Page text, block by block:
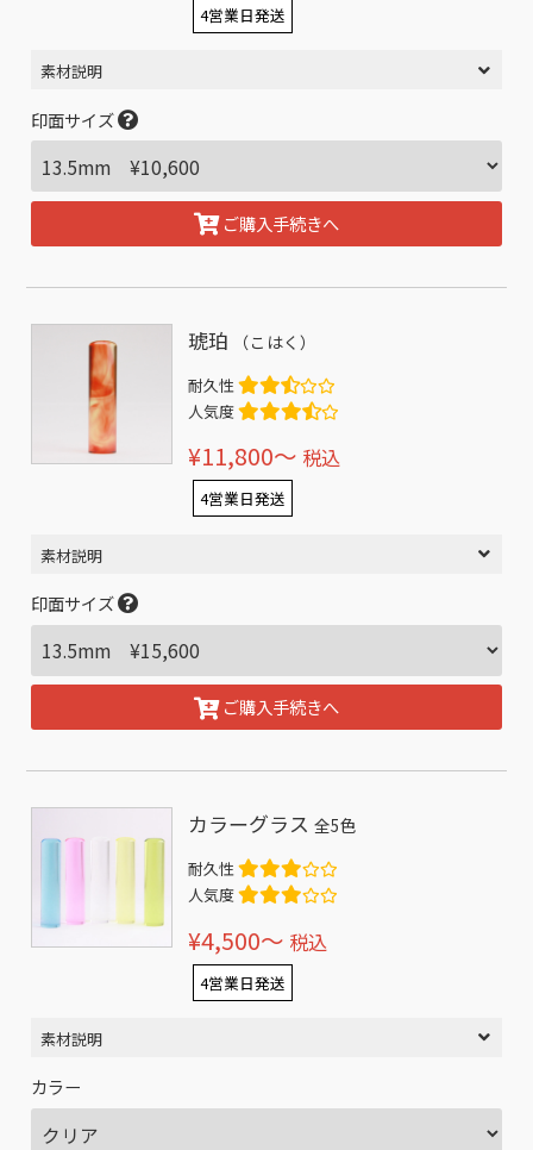
4営業日発送
素材説明
印面サイズ
ご購入手続きへ
琥珀 （こはく）
耐久性
人気度
¥11,800〜 税込
4営業日発送
素材説明
印面サイズ
ご購入手続きへ
カラーグラス全5色
耐久性
人気度
¥4,500〜 税込
4営業日発送
素材説明
カラー